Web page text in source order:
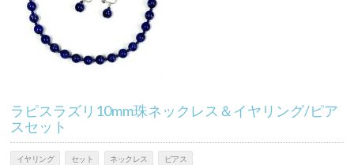
ラピスラズリ10mm珠ネックレス＆イヤリング/ピア
スセット
イヤリング セット ネックレス ピアス